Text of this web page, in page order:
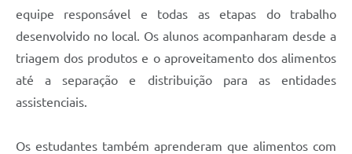
equipe responsável e todas as etapas do trabalho
desenvolvido no local. Os alunos acompanharam desde a
triagem dos produtos e o aproveitamento dos alimentos
até a separação e distribuição para as entidades
assistenciais.
Os estudantes também aprenderam que alimentos com